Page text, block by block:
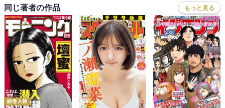
同じ著者の作品 もっと見る
続巻入荷